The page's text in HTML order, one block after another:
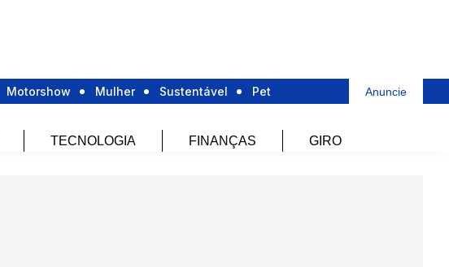
Motorshow Mulher Sustentável Pet Anuncie
TECNOLOGIA FINANÇAS GIRO